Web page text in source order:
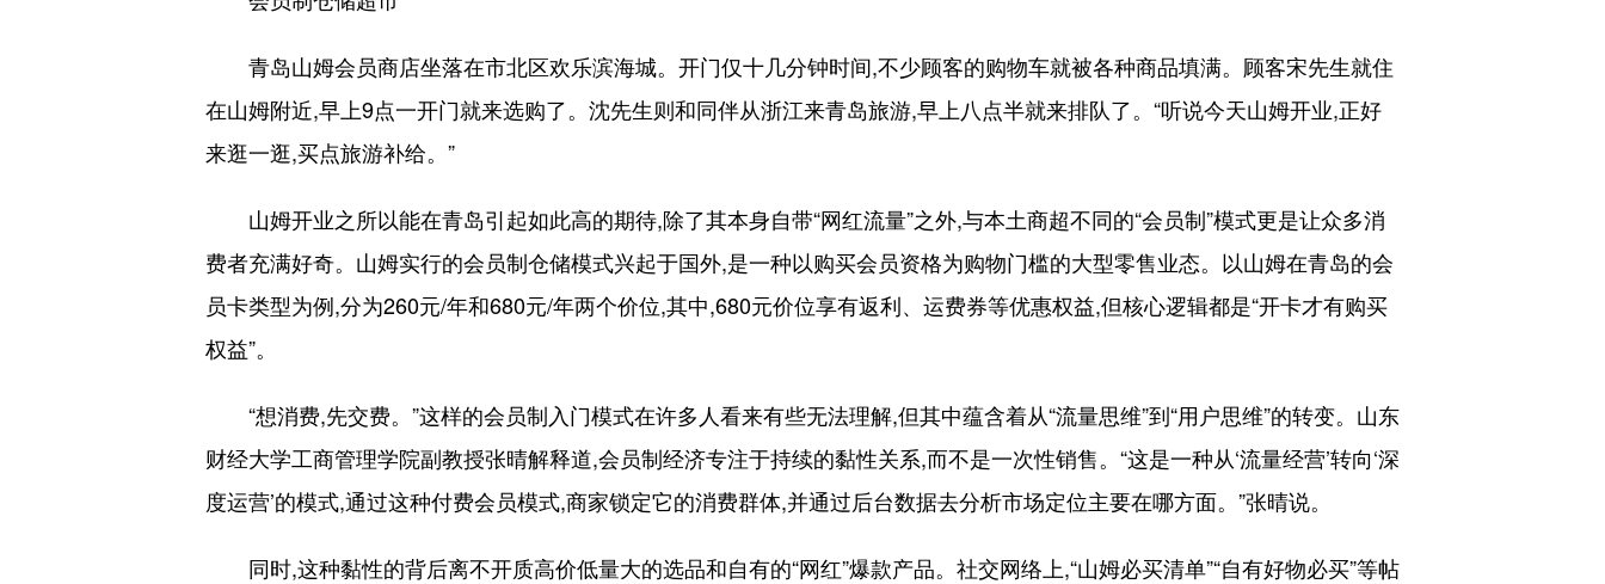
青岛山姆会员商店坐落在市北区欢乐滨海城。开门仅十几分钟时间,不少顾客的购物车就被各种商品填满。顾客宋先生就住
在山姆附近,早上9点一开门就来选购了。沈先生则和同伴从浙江来青岛旅游,早上八点半就来排队了。“听说今天山姆开业,正好
来逛一逛,买点旅游补给。”
山姆开业之所以能在青岛引起如此高的期待,除了其本身自带“网红流量”之外,与本土商超不同的“会员制”模式更是让众多消
费者充满好奇。山姆实行的会员制仓储模式兴起于国外,是一种以购买会员资格为购物门槛的大型零售业态。以山姆在青岛的会
员卡类型为例,分为260元/年和680元/年两个价位,其中,680元价位享有返利、运费券等优惠权益,但核心逻辑都是“开卡才有购买
权益”。
“想消费,先交费。”这样的会员制入门模式在许多人看来有些无法理解,但其中蕴含着从“流量思维”到“用户思维”的转变。山东
财经大学工商管理学院副教授张晴解释道,会员制经济专注于持续的黏性关系,而不是一次性销售。“这是一种从‘流量经营’转向‘深
度运营’的模式,通过这种付费会员模式,商家锁定它的消费群体,并通过后台数据去分析市场定位主要在哪方面。”张晴说。
同时,这种黏性的背后离不开质高价低量大的选品和自有的“网红”爆款产品。社交网络上,“山姆必买清单”“自有好物必买”等帖